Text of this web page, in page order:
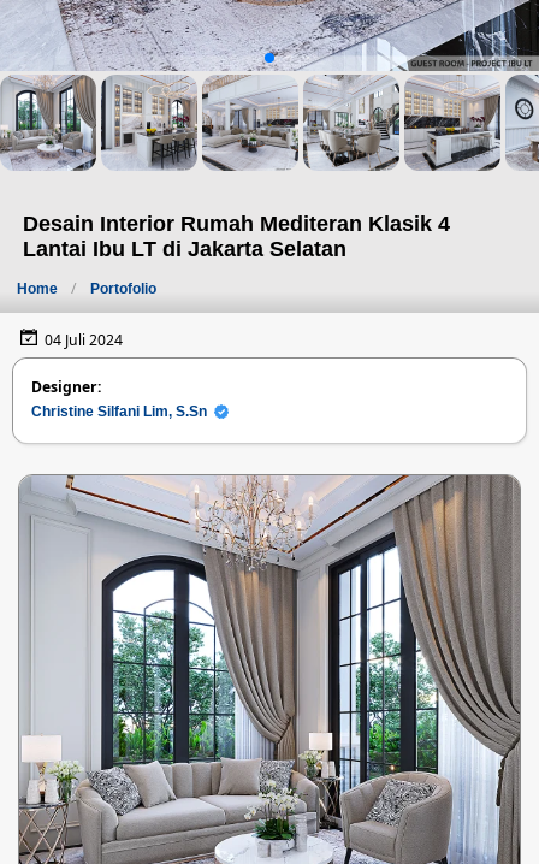
Desain Interior Rumah Mediteran Klasik 4
Lantai Ibu LT di Jakarta Selatan
Home Portofolio
04 Juli 2024
Designer:
Christine Silfani Lim, S.Sn